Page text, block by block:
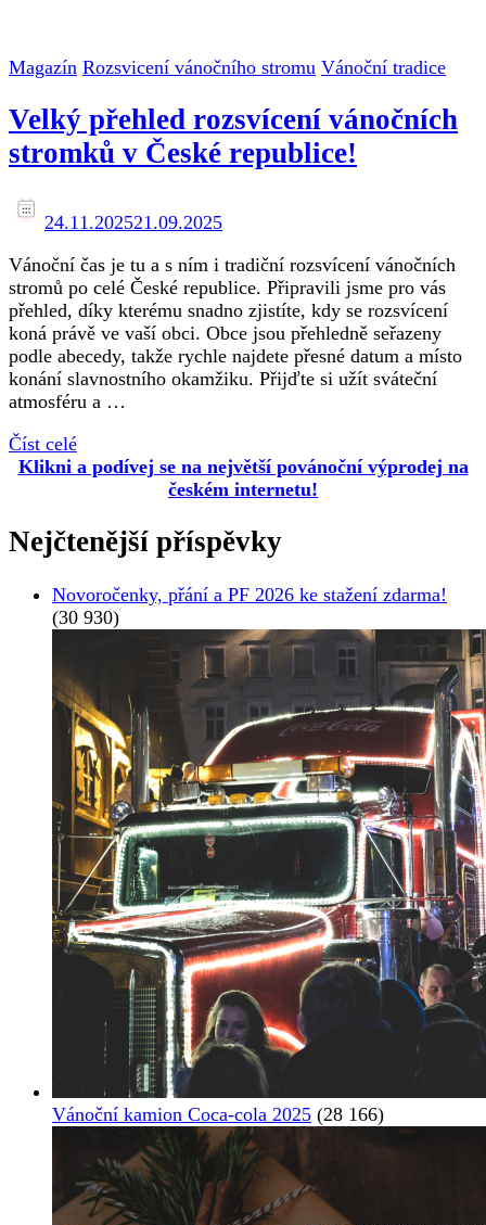
Magazín Rozsvicení vánočního stromu Vánoční tradice
Velký přehled rozsvícení vánočních
stromků v České republice!
24.11.202521.09.2025
Vánoční čas je tu a s ním i tradiční rozsvícení vánočních
stromů po celé České republice. Připravili jsme pro vás
přehled, díky kterému snadno zjistíte, kdy se rozsvícení
koná právě ve vaší obci. Obce jsou přehledně seřazeny
podle abecedy, takže rychle najdete přesné datum a místo
konání slavnostního okamžiku. Přijďte si užít sváteční
atmosféru a …
Číst celé
Klikni a podívej se na největší povánoční výprodej na
českém internetu!
Nejčtenější příspěvky
Novoročenky, přání a PF 2026 ke stažení zdarma!
(30 930)
Vánoční kamion Coca-cola 2025 (28 166)